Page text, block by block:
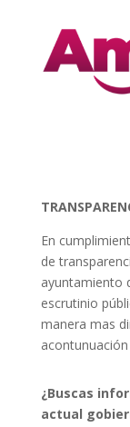
En
de
ayuntamiento
escrutinio
manera mas
¿Buscas
actual